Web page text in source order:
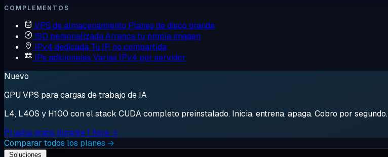
COMPLEMENTOS
VPS de almacenamiento Planes de disco grande
ISO personalizadaArranca tu propia imagen
IPv4 dedicada Tu IP, no compartida
IPs adicionales Varias IPv4 por servidor
Nuevo
GPU VPS para cargas de trabajo de IA
L4, L40S y H100 con el stack CUDA completo preinstalado. Inicia, entrena, apaga. Cobro por segundo.
Prueba gratis durante 1 hora →
Comparar todos los planes →